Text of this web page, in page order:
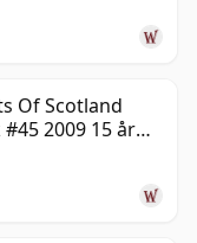
Of Scotland
#45 2009 15 år